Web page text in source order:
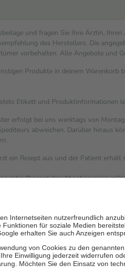
und fragen Sie Ihre Ärztin,
des Herstellers. Die
vorbehalten. Alle Angebote und
Produkte in deinem
Etikett und Produktinformationen
erfolgt bei uns werktags von
abweichen. Darüber hinaus
ein Rezept aus und der Patient
zehn Prozent des Abgabepreises,
zu stärken und die
mit Ausnahme der Fahrkosten
von der GKV getragen werden